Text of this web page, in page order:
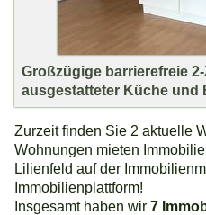
Großzügige barrierefreie
ausgestatteter Küche und
Zurzeit finden Sie 2 aktuelle
Wohnungen mieten
Lilienfeld auf der
Immobilienplattform!
Insgesamt haben wir7